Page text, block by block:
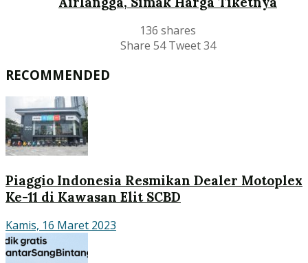
136 shares
Share 54 Tweet 34
RECOMMENDED
Piaggio Indonesia Resmikan Dealer Motoplex
Ke-11 di Kawasan Elit SCBD
Kamis, 16 Maret 2023